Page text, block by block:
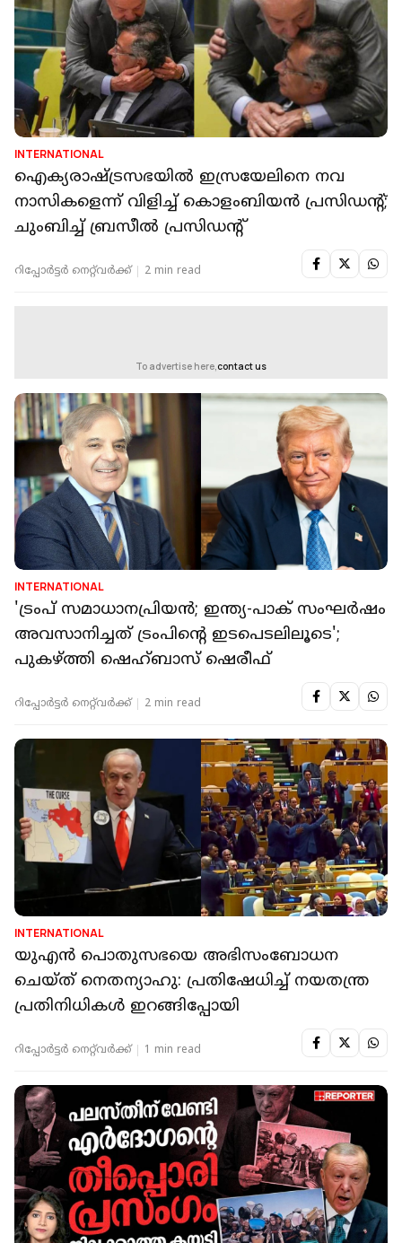
INTERNATIONAL
ഐക്യരാഷ്ട്രസഭയില്‍ ഇസ്രയേലിനെ നവ
നാസികളെന്ന് വിളിച്ച് കൊളംബിയന്‍ പ്രസിഡന്റ്;
ചുംബിച്ച് ബ്രസീല്‍ പ്രസിഡന്റ്
റിപ്പോർട്ടർ നെറ്റ്‌വര്‍ക്ക്‌ 2 min read
To advertise here, contact us
INTERNATIONAL
'ട്രംപ് സമാധാനപ്രിയൻ; ഇന്ത്യ-പാക് സംഘർഷം
അവസാനിച്ചത് ട്രംപിന്റെ ഇടപെടലിലൂടെ';
പുകഴ്ത്തി ഷെഹ്ബാസ് ഷെരീഫ്
റിപ്പോർട്ടർ നെറ്റ്‌വര്‍ക്ക്‌ 2 min read
INTERNATIONAL
യുഎന്‍ പൊതുസഭയെ അഭിസംബോധന
ചെയ്ത് നെതന്യാഹു: പ്രതിഷേധിച്ച് നയതന്ത്ര
പ്രതിനിധികള്‍ ഇറങ്ങിപ്പോയി
റിപ്പോർട്ടർ നെറ്റ്‌വര്‍ക്ക്‌ 1 min read